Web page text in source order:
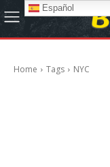
Home Tags NYC
Español